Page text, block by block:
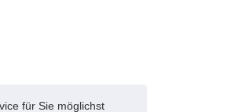
für Sie möglichst